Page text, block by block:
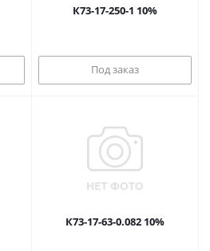
К73-17-250-1 10%
Под заказ
К73-17-63-0.082 10%